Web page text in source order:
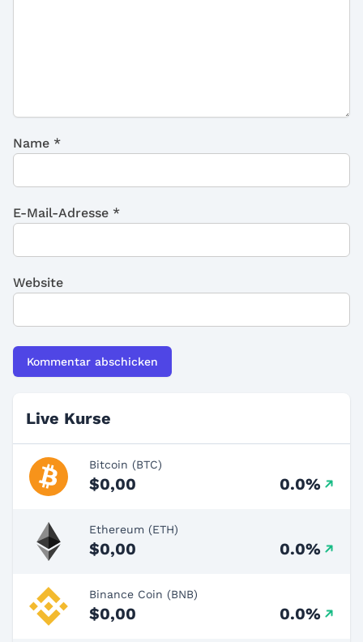
Name *
E-Mail-Adresse *
Website
Live Kurse
Bitcoin (BTC)
$0,00 0.0%
Ethereum (ETH)
$0,00 0.0%
Binance Coin (BNB)
$0,00 0.0%